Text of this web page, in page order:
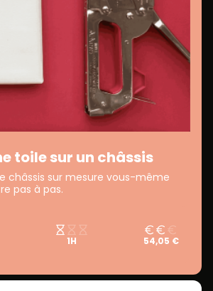
toile sur un châssis
châssis sur mesure vous-même
pas à pas.
1H 54,05 €